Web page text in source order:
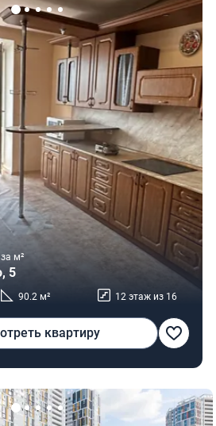
м²
5
90.2 м² 12 этаж из 16
квартиру